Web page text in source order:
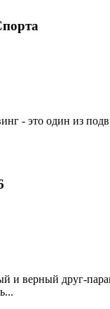
- это один из
и верный друг-